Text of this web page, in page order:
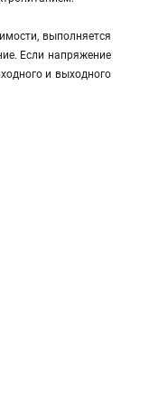
выполняется
Если напряжение
и выходного